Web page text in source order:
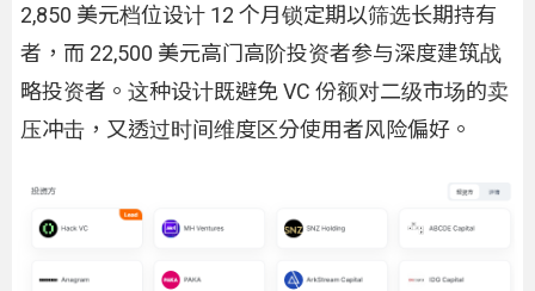
2,850 美元档位设计 12 个月锁定期以筛选长期持有
者，而 22,500 美元高门高阶投资者参与深度建筑战
略投资者。这种设计既避免 VC 份额对二级市场的卖
压冲击，又透过时间维度区分使用者风险偏好。